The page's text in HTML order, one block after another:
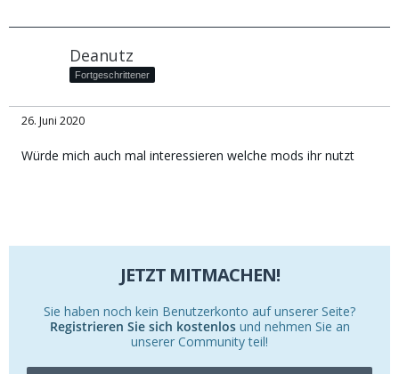
Deanutz
Fortgeschrittener
26. Juni 2020
Würde mich auch mal interessieren welche mods ihr nutzt
JETZT MITMACHEN!
Sie haben noch kein Benutzerkonto auf unserer Seite?
Registrieren Sie sich kostenlosund nehmen Sie an
unserer Community teil!